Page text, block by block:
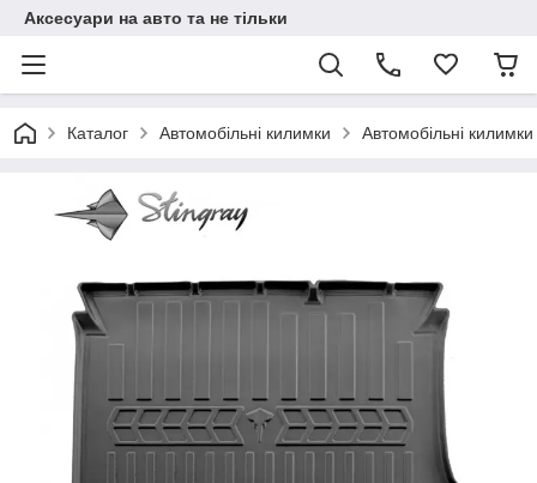
Аксесуари на авто та не тільки
Каталог Автомобільні килимки Автомобільні